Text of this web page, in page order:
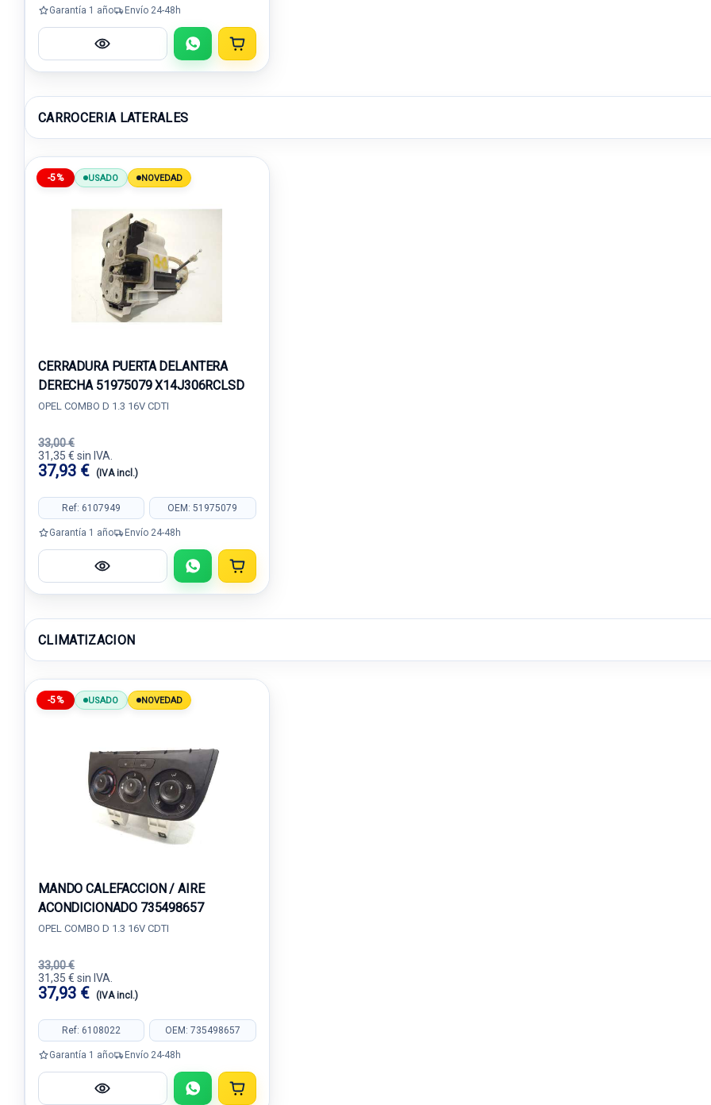
Garantía 1 año Envío 24-48h
CARROCERIA LATERALES
-5% USADO NOVEDAD
CERRADURA PUERTA DELANTERA
DERECHA 51975079 X14J306RCLSD
OPEL COMBO D 1.3 16V CDTI
33,00 €
31,35 € sin IVA.
37,93 € (IVA incl.)
Ref: 6107949 OEM: 51975079
Garantía 1 año Envío 24-48h
CLIMATIZACION
-5% USADO NOVEDAD
MANDO CALEFACCION / AIRE
ACONDICIONADO 735498657
OPEL COMBO D 1.3 16V CDTI
33,00 €
31,35 € sin IVA.
37,93 € (IVA incl.)
Ref: 6108022 OEM: 735498657
Garantía 1 año Envío 24-48h